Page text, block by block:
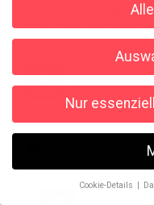
37 Kommentare zu
#9 – Die Tücken
24.04.2020 um
Tinkturen gegen
Markus Klein
Nur
Cookie-Details